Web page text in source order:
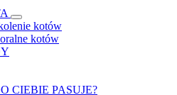
kotów
kotów
CIEBIE PASUJE?